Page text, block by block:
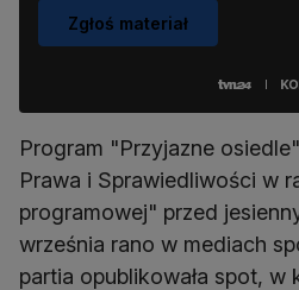
Zgłoś materiał
Program "Przyjazne
Prawa i Sprawiedliwości w
programowej" przed
września rano w mediach
partia opublikowała spot, w